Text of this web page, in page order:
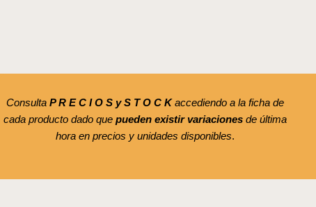
Consulta P R E C I O S y S T O C Kaccediendo a la ficha de
cada producto dado que pueden existir variacionesde última
hora en precios y unidades disponibles.